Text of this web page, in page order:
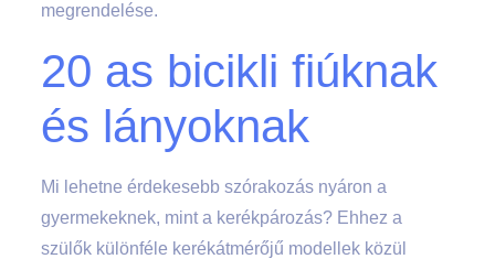
megrendelése.
20 as bicikli fiúknak
és lányoknak
Mi lehetne érdekesebb szórakozás nyáron a
gyermekeknek, mint a kerékpározás? Ehhez a
szülők különféle kerékátmérőjű modellek közül